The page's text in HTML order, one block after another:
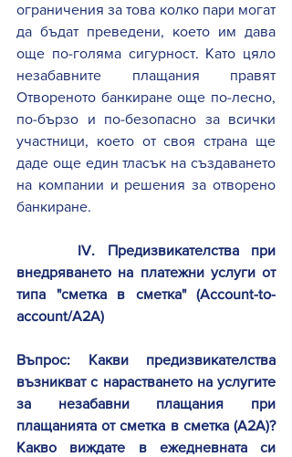
ограничения за това колко пари могат
да бъдат преведени, което им дава
още по-голяма сигурност. Като цяло
незабавните плащания правят
Отвореното банкиране още по-лесно,
по-бързо и по-безопасно за всички
участници, което от своя страна ще
даде още един тласък на създаването
на компании и решения за отворено
банкиране.
IV. Предизвикателства при
внедряването на платежни услуги от
типа "сметка в сметка" (Account-to-
account/A2A)
Въпрос: Какви предизвикателства
възникват с нарастването на услугите
за незабавни плащания при
плащанията от сметка в сметка (A2A)?
Какво виждате в ежедневната си